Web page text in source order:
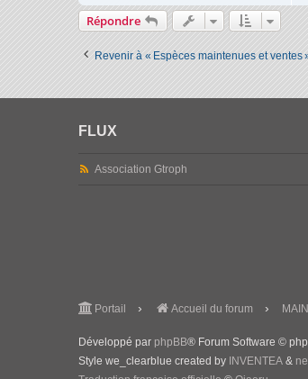
Répondre
Revenir à « Espèces maintenues et ventes
FLUX
Association Gtroph
Portail Accueil du forum
Développé par phpBB® Forum Software ©
Style we_clearblue created by INVENTEA &